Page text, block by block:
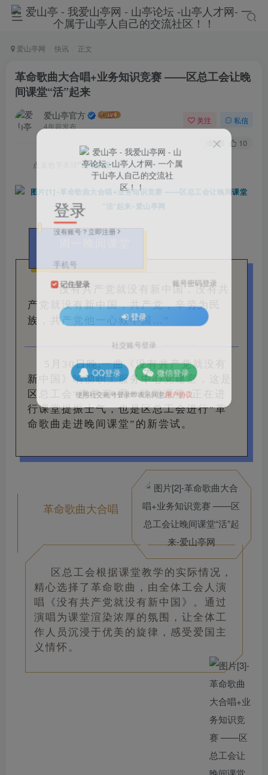
爱山亭网 快讯 正文
革命歌曲大合唱+业务知识竞赛 ——区总工会让晚
间课堂“活”起来
爱山亭官方
4年前发布
关注 私信
65 10
点蓝色字关注 “山亭快报”
“没有共产党就没有新中国，没有共
产党就没有新中国，共产党，辛劳为民
族，共产党他一心救中国…”
5月30日晚,一曲《没有共产党就没有
新中国》响彻职工服务中心党建室，这是
区总工会“惠学习•周一晚间课堂”正在进
行课堂提振士气，也是区总工会进行“革
命歌曲走进晚间课堂”的新尝试。
革命歌曲大合唱
区总工会根据课堂教学的实际情况，
精心选择了革命歌曲，由全体工会人演
唱《没有共产党就没有新中国》。通过
演唱为课堂渲染浓厚的氛围，让全体工
作人员沉浸于优美的旋律，感受爱国主
义情怀。
登录
没有账号？立即注册
手机号
记住登录 账号密码登录
登录
社交账号登录
QQ登录 微信登录
使用社交账号登录即表示同意用户协议